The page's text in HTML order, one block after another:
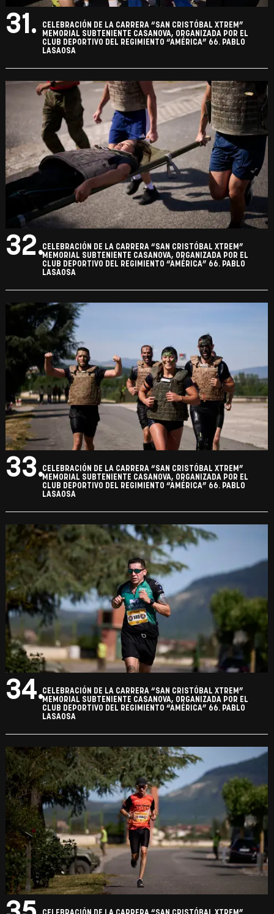
31.
CELEBRACIÓN DE LA CARRERA “SAN CRISTÓBAL XTREM”
MEMORIAL SUBTENIENTE CASANOVA, ORGANIZADA POR EL
CLUB DEPORTIVO DEL REGIMIENTO “AMÉRICA” 66. PABLO
LASAOSA
32.CELEBRACIÓN DE LA CARRERA “SAN CRISTÓBAL XTREM”
MEMORIAL SUBTENIENTE CASANOVA, ORGANIZADA POR EL
CLUB DEPORTIVO DEL REGIMIENTO “AMÉRICA” 66. PABLO
LASAOSA
33.CELEBRACIÓN DE LA CARRERA “SAN CRISTÓBAL XTREM”
MEMORIAL SUBTENIENTE CASANOVA, ORGANIZADA POR EL
CLUB DEPORTIVO DEL REGIMIENTO “AMÉRICA” 66. PABLO
LASAOSA
34.CELEBRACIÓN DE LA CARRERA “SAN CRISTÓBAL XTREM”
MEMORIAL SUBTENIENTE CASANOVA, ORGANIZADA POR EL
CLUB DEPORTIVO DEL REGIMIENTO “AMÉRICA” 66. PABLO
LASAOSA